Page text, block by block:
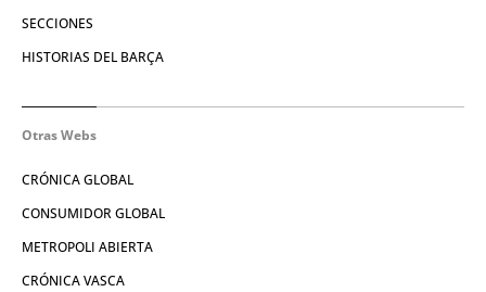
SECCIONES
HISTORIAS DEL BARÇA
Otras Webs
CRÓNICA GLOBAL
CONSUMIDOR GLOBAL
METROPOLI ABIERTA
CRÓNICA VASCA